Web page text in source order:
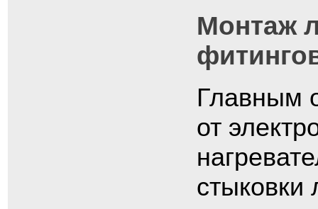
Монтаж
Главным
от
стыковки